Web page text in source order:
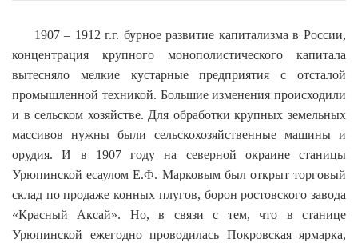
1907 – 1912 г.г. бурное развитие капитализма в России,
концентрация крупного монополистического капитала
вытесняло мелкие кустарные предприятия с отсталой
промышленной техникой. Большие изменения происходили
и в сельском хозяйстве. Для обработки крупных земельных
массивов нужны были сельскохозяйственные машины и
орудия. И в 1907 году на северной окраине станицы
Урюпинской есаулом Е.Ф. Марковым был открыт торговый
склад по продаже конных плугов, борон ростовского завода
«Красный Аксай». Но, в связи с тем, что в станице
Урюпинской ежегодно проводилась Покровская ярмарка,